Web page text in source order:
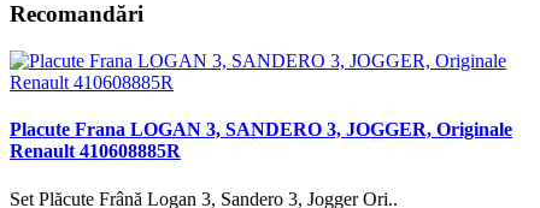
Recomandări
Placute Frana LOGAN 3, SANDERO 3, JOGGER, Originale
Renault 410608885R
Set Plăcute Frână Logan 3, Sandero 3, Jogger Ori..